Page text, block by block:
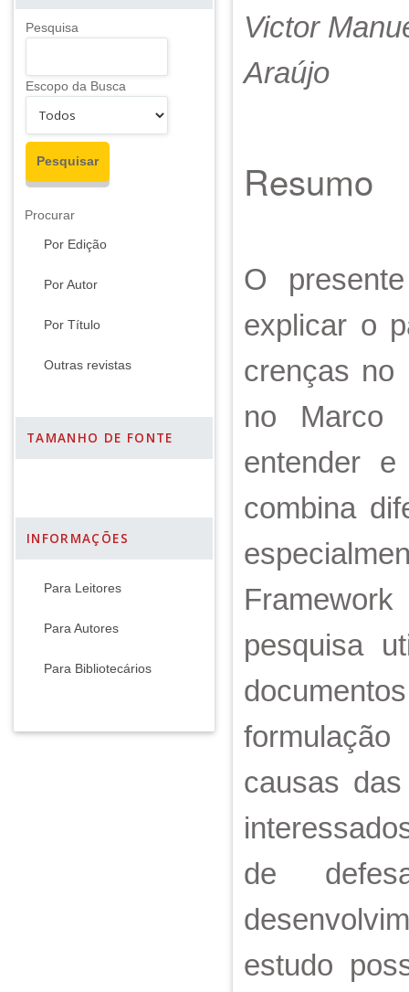
Pesquisa
Escopo da Busca
Procurar
Por Edição
Por Autor
Por Título
Outras revistas
TAMANHO DE FONTE
INFORMAÇÕES
Para Leitores
Para Autores
Para Bibliotecários
Victor
Araújo
Resumo
O
explicar o
crenças no
no Marco
entender
combina
pesquisa
causas
de
estudo